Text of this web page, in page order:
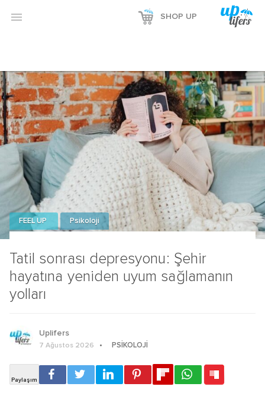
 SHOP UP
Tatil sonrası depresyonu: Şehir
hayatına yeniden uyum sağlamanın
yolları
FEEL UP Psikoloji
Uplifers
7 Ağustos 2026 PSIKOLOJI